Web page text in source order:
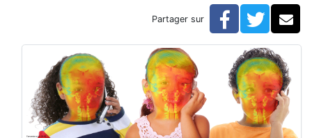
Mobi-kids : une étude noyautée par les industriels
Partager sur Facebook